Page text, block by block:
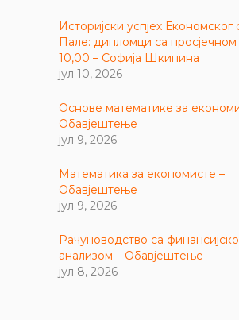
Историјски успјех Економског
Пале: дипломци са просјечном
10,00 – Софија Шкипина
јул 10, 2026
Основе математике за
Обавјештење
јул 9, 2026
Математика за економисте –
Обавјештење
јул 9, 2026
Рачуноводство са
анализом – Обавјештење
јул 8, 2026